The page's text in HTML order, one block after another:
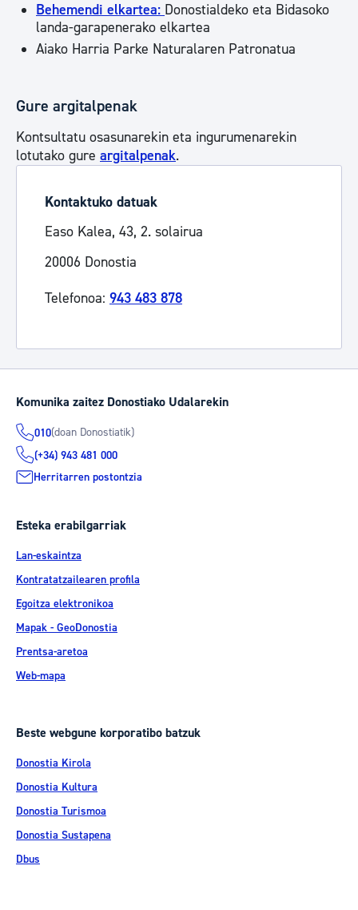
Behemendi elkartea: Donostialdeko eta Bidasoko
landa-garapenerako elkartea
Aiako Harria Parke Naturalaren Patronatua
Gure argitalpenak
Kontsultatu osasunarekin eta ingurumenarekin
lotutako gure argitalpenak.
Kontaktuko datuak
Easo Kalea, 43, 2. solairua
20006 Donostia
Telefonoa: 943 483 878
Komunika zaitez Donostiako Udalarekin
010(doan Donostiatik)
(+34) 943 481 000
Herritarren postontzia
Esteka erabilgarriak
Lan-eskaintza
Kontratatzailearen profila
Egoitza elektronikoa
Mapak - GeoDonostia
Prentsa-aretoa
Web-mapa
Beste webgune korporatibo batzuk
Donostia Kirola
Donostia Kultura
Donostia Turismoa
Donostia Sustapena
Dbus